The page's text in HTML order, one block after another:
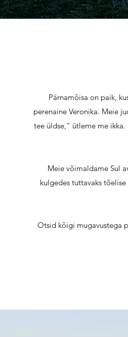
Pärnamõisa on paik,
perenaine Veronika. Meie
tee üldse," ütleme me
Meie võimaldame Sul
kulgedes tuttavaks
Otsid kõigi mugavustega